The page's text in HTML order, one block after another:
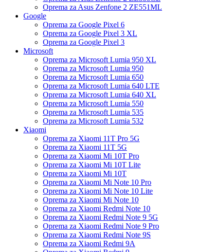
Oprema za Asus Zenfone 2 ZE551ML
Google
Oprema za Google Pixel 6
Oprema za Google Pixel 3 XL
Oprema za Google Pixel 3
Microsoft
Oprema za Microsoft Lumia 950 XL
Oprema za Microsoft Lumia 950
Oprema za Microsoft Lumia 650
Oprema za Microsoft Lumia 640 LTE
Oprema za Microsoft Lumia 640 XL
Oprema za Microsoft Lumia 550
Oprema za Microsoft Lumia 535
Oprema za Microsoft Lumia 532
Xiaomi
Oprema za Xiaomi 11T Pro 5G
Oprema za Xiaomi 11T 5G
Oprema za Xiaomi Mi 10T Pro
Oprema za Xiaomi Mi 10T Lite
Oprema za Xiaomi Mi 10T
Oprema za Xiaomi Mi Note 10 Pro
Oprema za Xiaomi Mi Note 10 Lite
Oprema za Xiaomi Mi Note 10
Oprema za Xiaomi Redmi Note 10
Oprema za Xiaomi Redmi Note 9 5G
Oprema za Xiaomi Redmi Note 9 Pro
Oprema za Xiaomi Redmi Note 9S
Oprema za Xiaomi Redmi 9A